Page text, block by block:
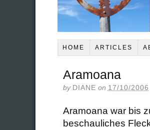
HOME ARTICLES
Aramoana
by DIANE on 17/10/2006
Aramoana war bis
beschauliches